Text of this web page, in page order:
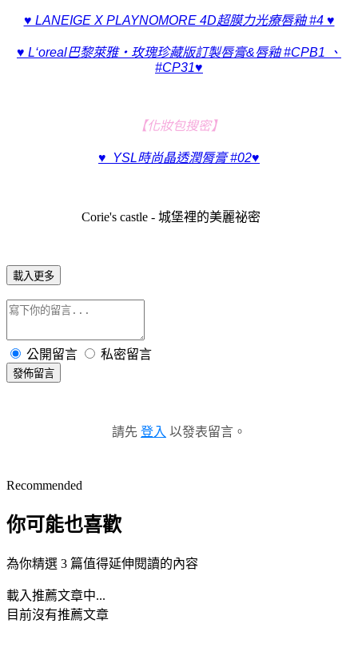
♥ LANEIGE X PLAYNOMORE 4D超膜力光療唇釉 #4 ♥
♥ L‘oreal巴黎萊雅‧玫瑰珍藏版訂製唇膏&唇釉 #CPB1 、
#CP31♥
【化妝包搜密】
♥ YSL時尚晶透潤脣膏 #02♥
Corie's castle - 城堡裡的美麗祕密
載入更多
公開留言 私密留言
發佈留言
請先 登入 以發表留言。
Recommended
你可能也喜歡
為你精選 3 篇值得延伸閱讀的內容
載入推薦文章中...
目前沒有推薦文章